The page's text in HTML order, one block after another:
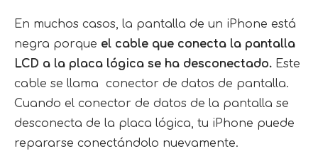
En muchos casos, la pantalla de un iPhone está
negra porque el cable que conecta la pantalla
LCD a la placa lógica se ha desconectado. Este
cable se llama conector de datos de pantalla.
Cuando el conector de datos de la pantalla se
desconecta de la placa lógica, tu iPhone puede
repararse conectándolo nuevamente.